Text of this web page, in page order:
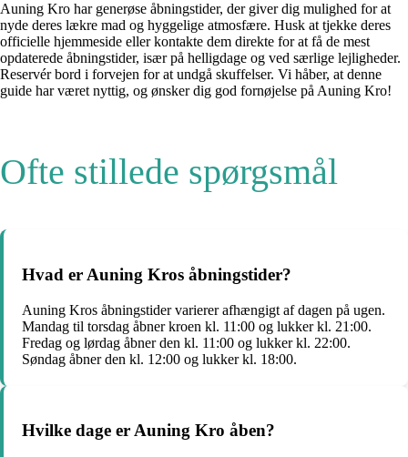
Auning Kro har generøse åbningstider, der giver dig mulighed for at
nyde deres lækre mad og hyggelige atmosfære. Husk at tjekke deres
officielle hjemmeside eller kontakte dem direkte for at få de mest
opdaterede åbningstider, især på helligdage og ved særlige lejligheder.
Reservér bord i forvejen for at undgå skuffelser. Vi håber, at denne
guide har været nyttig, og ønsker dig god fornøjelse på Auning Kro!
Ofte stillede spørgsmål
Hvad er Auning Kros åbningstider?
Auning Kros åbningstider varierer afhængigt af dagen på ugen.
Mandag til torsdag åbner kroen kl. 11:00 og lukker kl. 21:00.
Fredag og lørdag åbner den kl. 11:00 og lukker kl. 22:00.
Søndag åbner den kl. 12:00 og lukker kl. 18:00.
Hvilke dage er Auning Kro åben?